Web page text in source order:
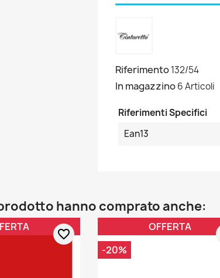
Riferimento132/54
In magazzino6 Articoli
Riferimenti Specifici
Ean13
hanno comprato anche:
favorite_border
OFFERTA
-20%